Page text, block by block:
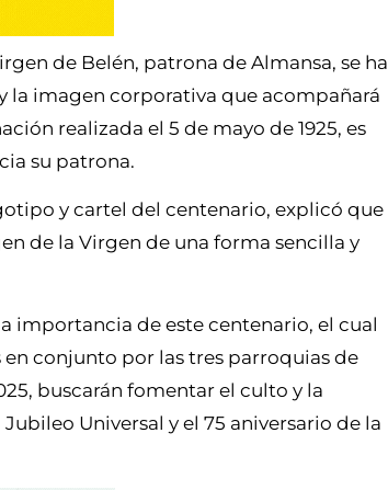
de Belén, patrona de Almansa, se ha
la imagen corporativa que acompañará
realizada el 5 de mayo de 1925, es
su patrona.
y cartel del centenario, explicó que
de la Virgen de una forma sencilla y
importancia de este centenario, el cual
conjunto por las tres parroquias de
buscarán fomentar el culto y la
Universal y el 75 aniversario de la